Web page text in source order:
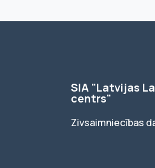
SIA "Latvijas
centrs"
Zivsaimniecības